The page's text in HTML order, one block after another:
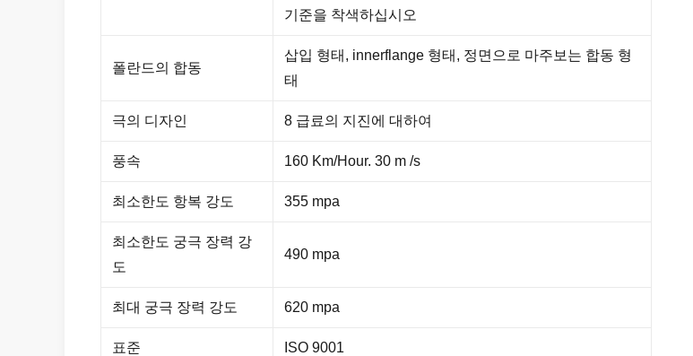
기준을 착색하십시오
폴란드의 합동
삽입 형태, innerflange 형태, 정면으로 마주보는 합동 형
태
극의 디자인 8 급료의 지진에 대하여
풍속 160 Km/Hour. 30 m /s
최소한도 항복 강도 355 mpa
최소한도 궁극 장력 강
도
490 mpa
최대 궁극 장력 강도 620 mpa
표준 ISO 9001